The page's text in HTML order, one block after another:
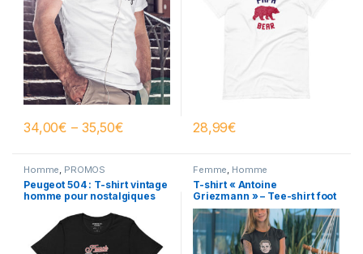
34,00€ – 35,50€ 28,99€
Homme, PROMOS
Peugeot 504 : T-shirt vintage
homme pour nostalgiques
Femme, Homme
T-shirt « Antoine
Griezmann » – Tee-shirt foot
Homme / Femme